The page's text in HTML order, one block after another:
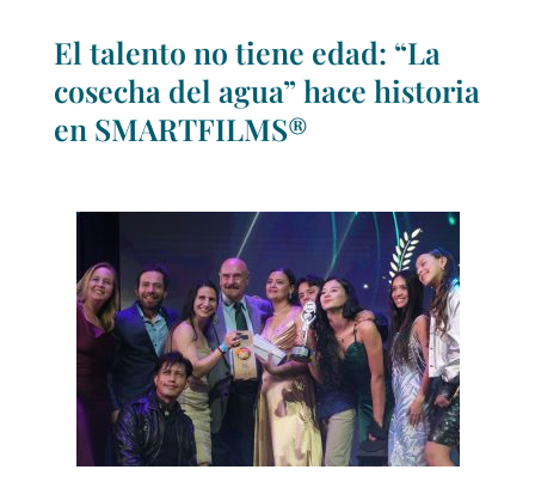
El talento no tiene edad: “La
cosecha del agua” hace historia
en SMARTFILMS®